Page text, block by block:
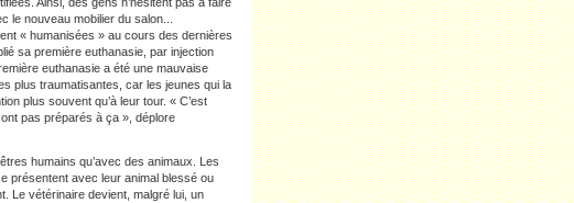
le nouveau mobilier du salon...
« humanisées » au cours des dernières
sa première euthanasie, par injection
euthanasie a été une mauvaise
plus traumatisantes, car les jeunes qui la
plus souvent qu’à leur tour. « C’est
pas préparés à ça », déplore
humains qu’avec des animaux. Les
présentent avec leur animal blessé ou
Le vétérinaire devient, malgré lui, un